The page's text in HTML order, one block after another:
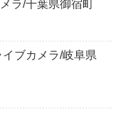
ラ/千葉県御宿町
ブカメラ/岐阜県